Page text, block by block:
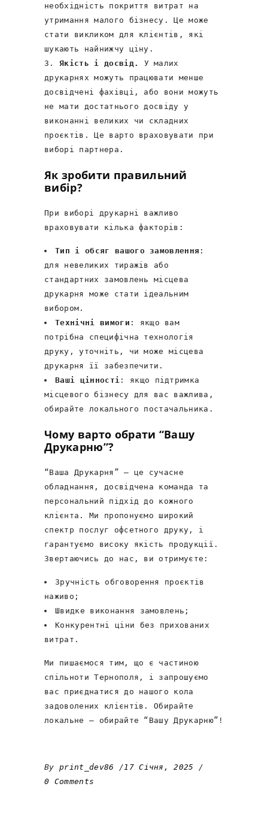
необхідність покриття витрат на
утримання малого бізнесу. Це може
стати викликом для клієнтів, які
шукають найнижчу ціну.
Якість і досвід.
У малих
друкарнях можуть працювати менше
досвідчені фахівці, або вони можуть
не мати достатнього досвіду у
виконанні великих чи складних
проєктів. Це варто враховувати при
виборі партнера.
Як зробити правильний
вибір?
При виборі друкарні важливо
враховувати кілька факторів:
Тип і обсяг вашого замовлення :
для невеликих тиражів або
стандартних замовлень місцева
друкарня може стати ідеальним
вибором.
Технічні вимоги : якщо вам
потрібна специфічна технологія
друку, уточніть, чи може місцева
друкарня її забезпечити.
Ваші цінності : якщо підтримка
місцевого бізнесу для вас важлива,
обирайте локального постачальника.
Чому варто обрати “Вашу
Друкарню”?
“Ваша Друкарня” — це сучасне
обладнання, досвідчена команда та
персональний підхід до кожного
клієнта. Ми пропонуємо широкий
спектр послуг офсетного друку, і
гарантуємо високу якість продукції.
Звертаючись до нас, ви отримуєте:
Зручність обговорення проєктів
наживо;
Швидке виконання замовлень;
Конкурентні ціни без прихованих
витрат.
Ми пишаємося тим, що є частиною
спільноти Тернополя, і запрошуємо
вас приєднатися до нашого кола
задоволених клієнтів. Обирайте
локальне — обирайте “Вашу Друкарню”!
By print_dev86
17 Січня, 2025
0 Comments